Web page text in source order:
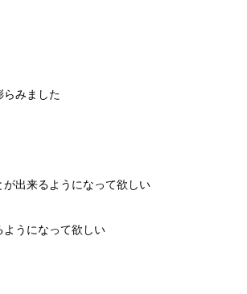
らみました
が出来るようになって欲しい
ようになって欲しい